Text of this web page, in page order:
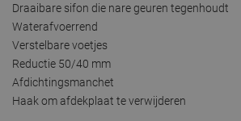
Draaibare sifon die nare geuren tegenhoudt
Waterafvoerrend
Verstelbare voetjes
Reductie 50/40 mm
Afdichtingsmanchet
Haak om afdekplaat te verwijderen